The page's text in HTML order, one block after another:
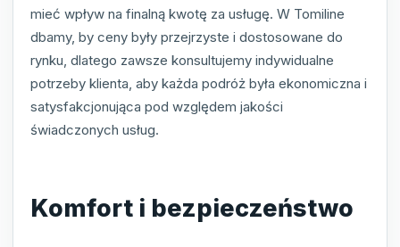
mieć wpływ na finalną kwotę za usługę. W Tomiline
dbamy, by ceny były przejrzyste i dostosowane do
rynku, dlatego zawsze konsultujemy indywidualne
potrzeby klienta, aby każda podróż była ekonomiczna i
satysfakcjonująca pod względem jakości
świadczonych usług.
Komfort i bezpieczeństwo